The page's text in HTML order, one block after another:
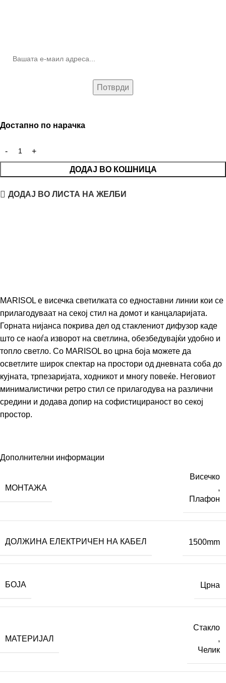
Достапно по нарачка
ДОДАЈ ВО КОШНИЦА
ДОДАЈ ВО ЛИСТА НА ЖЕЛБИ
MARISOL е висечка светилката со едноставни линии кои се
прилагодуваат на секој стил на домот и канцаларијата.
Горната нијанса покрива дел од стаклениот дифузор каде
што се наоѓа изворот на светлина, обезбедувајќи удобно и
топло светло. Со MARISOL во црна боја можете да
осветлите широк спектар на простори од дневната соба до
кујната, трпезаријата, ходникот и многу повеќе. Неговиот
минималистички ретро стил се прилагодува на различни
средини и додава допир на софистицираност во секој
простор.
Дополнителни информации
МОНТАЖА
Висечко
,
Плафон
ДОЛЖИНА ЕЛЕКТРИЧЕН НА КАБЕЛ 1500mm
БОЈА Црна
МАТЕРИЈАЛ
Стакло
,
Челик